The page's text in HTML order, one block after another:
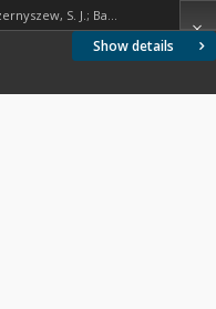
Show details
Czernyszew, S. J.; Baburow, W. B.